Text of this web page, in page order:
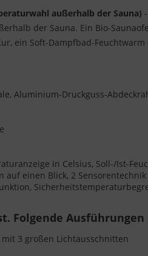
außerhalb der Sauna)
der Sauna. Ein Bio-
ein Soft-Dampfbad-
Aluminium-Druckguss-
in Celsius, Soll-/Ist-
einen Blick, 2 Sensorentechnik
Folgende
3 großen Lichtausschnitten